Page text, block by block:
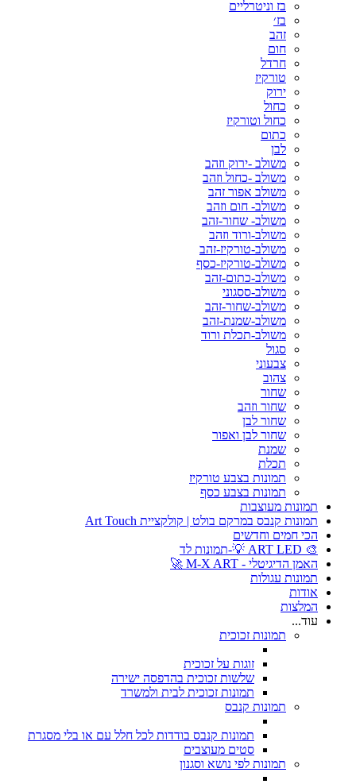
בז וניטרליים
בז׳
זהב
חום
חרדל
טורקיז
ירוק
כחול
כחול וטורקיז
כתום
לבן
משולב -ירוק וזהב
משולב -כחול וזהב
משולב אפור זהב
משולב- חום וזהב
משולב- שחור-זהב
משולב-ורוד וזהב
משולב-טורקיז-זהב
משולב-טורקיז-כסף
משולב-כתום-זהב
משולב-ססגוני
משולב-שחור-זהב
משולב-שמנת-זהב
משולב-תכלת ורוד
סגול
צבעוני
צהוב
שחור
שחור וזהב
שחור לבן
שחור לבן ואפור
שמנת
תכלת
תמונות בצבע טורקיז
תמונות בצבע כסף
תמונות מעוצבות
תמונות קנבס במרקם בולט | קולקציית Art Touch
הכי חמים וחדשים
🎨 ART LED 💡-תמונות לד
האמן הדיגיטלי - M-X ART 🚀
תמונות עגולות
אודות
המלצות
עוד...
תמונות זכוכית
זוגות על זכוכית
שלשות זכוכית בהדפסה ישירה
תמונות זכוכית לבית ולמשרד
תמונות קנבס
תמונות קנבס בודדות לכל חלל עם או בלי מסגרת
סטים מעוצבים
תמונות לפי נושא וסגנון